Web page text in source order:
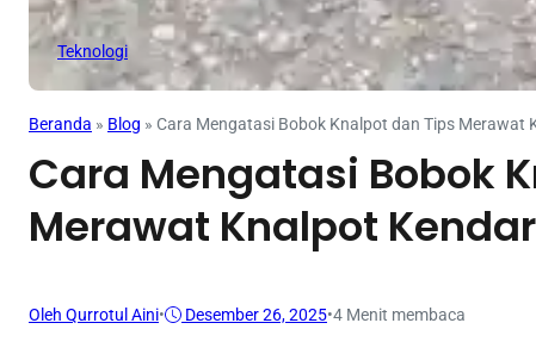
Teknologi
Beranda » Blog » Cara Mengatasi Bobok Knalpot dan Tips Merawat
Cara Mengatasi Bobok
Merawat Knalpot
Oleh Qurrotul Aini• Desember 26, 2025•4 Menit membaca